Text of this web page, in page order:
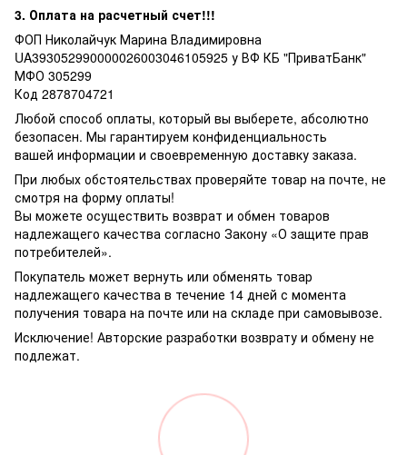
3. Оплата на расчетный счет!!!
ФОП Николайчук Марина Владимировна
UA393052990000026003046105925 у ВФ КБ "ПриватБанк"
МФО 305299
Код 2878704721
Любой способ оплаты, который вы выберете, абсолютно
безопасен. Мы гарантируем конфиденциальность
вашей информации и своевременную доставку заказа.
При любых обстоятельствах проверяйте товар на почте, не
смотря на форму оплаты!
Вы можете осуществить возврат и обмен товаров
надлежащего качества согласно Закону «О защите прав
потребителей».
Покупатель может вернуть или обменять товар
надлежащего качества в течение 14 дней с момента
получения товара на почте или на складе при самовывозе.
Исключение! Авторские разработки возврату и обмену не
подлежат.